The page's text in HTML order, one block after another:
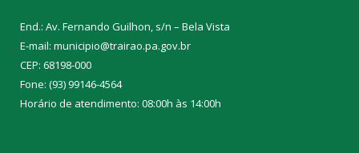
End.: Av. Fernando Guilhon, s/n – Bela Vista
E-mail: municipio@trairao.pa.gov.br
CEP: 68198-000
Fone: (93) 99146-4564
Horário de atendimento: 08:00h às 14:00h